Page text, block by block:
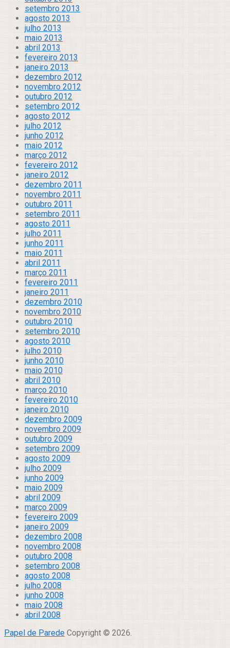
setembro 2013
agosto 2013
julho 2013
maio 2013
abril 2013
fevereiro 2013
janeiro 2013
dezembro 2012
novembro 2012
outubro 2012
setembro 2012
agosto 2012
julho 2012
junho 2012
maio 2012
março 2012
fevereiro 2012
janeiro 2012
dezembro 2011
novembro 2011
outubro 2011
setembro 2011
agosto 2011
julho 2011
junho 2011
maio 2011
abril 2011
março 2011
fevereiro 2011
janeiro 2011
dezembro 2010
novembro 2010
outubro 2010
setembro 2010
agosto 2010
julho 2010
junho 2010
maio 2010
abril 2010
março 2010
fevereiro 2010
janeiro 2010
dezembro 2009
novembro 2009
outubro 2009
setembro 2009
agosto 2009
julho 2009
junho 2009
maio 2009
abril 2009
março 2009
fevereiro 2009
janeiro 2009
dezembro 2008
novembro 2008
outubro 2008
setembro 2008
agosto 2008
julho 2008
junho 2008
maio 2008
abril 2008
Papel de Parede Copyright © 2026.